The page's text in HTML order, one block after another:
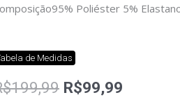
95% Poliéster 5%
de Medidas
199,99 O
R$99,99